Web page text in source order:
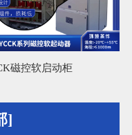
磁控软启动柜
]